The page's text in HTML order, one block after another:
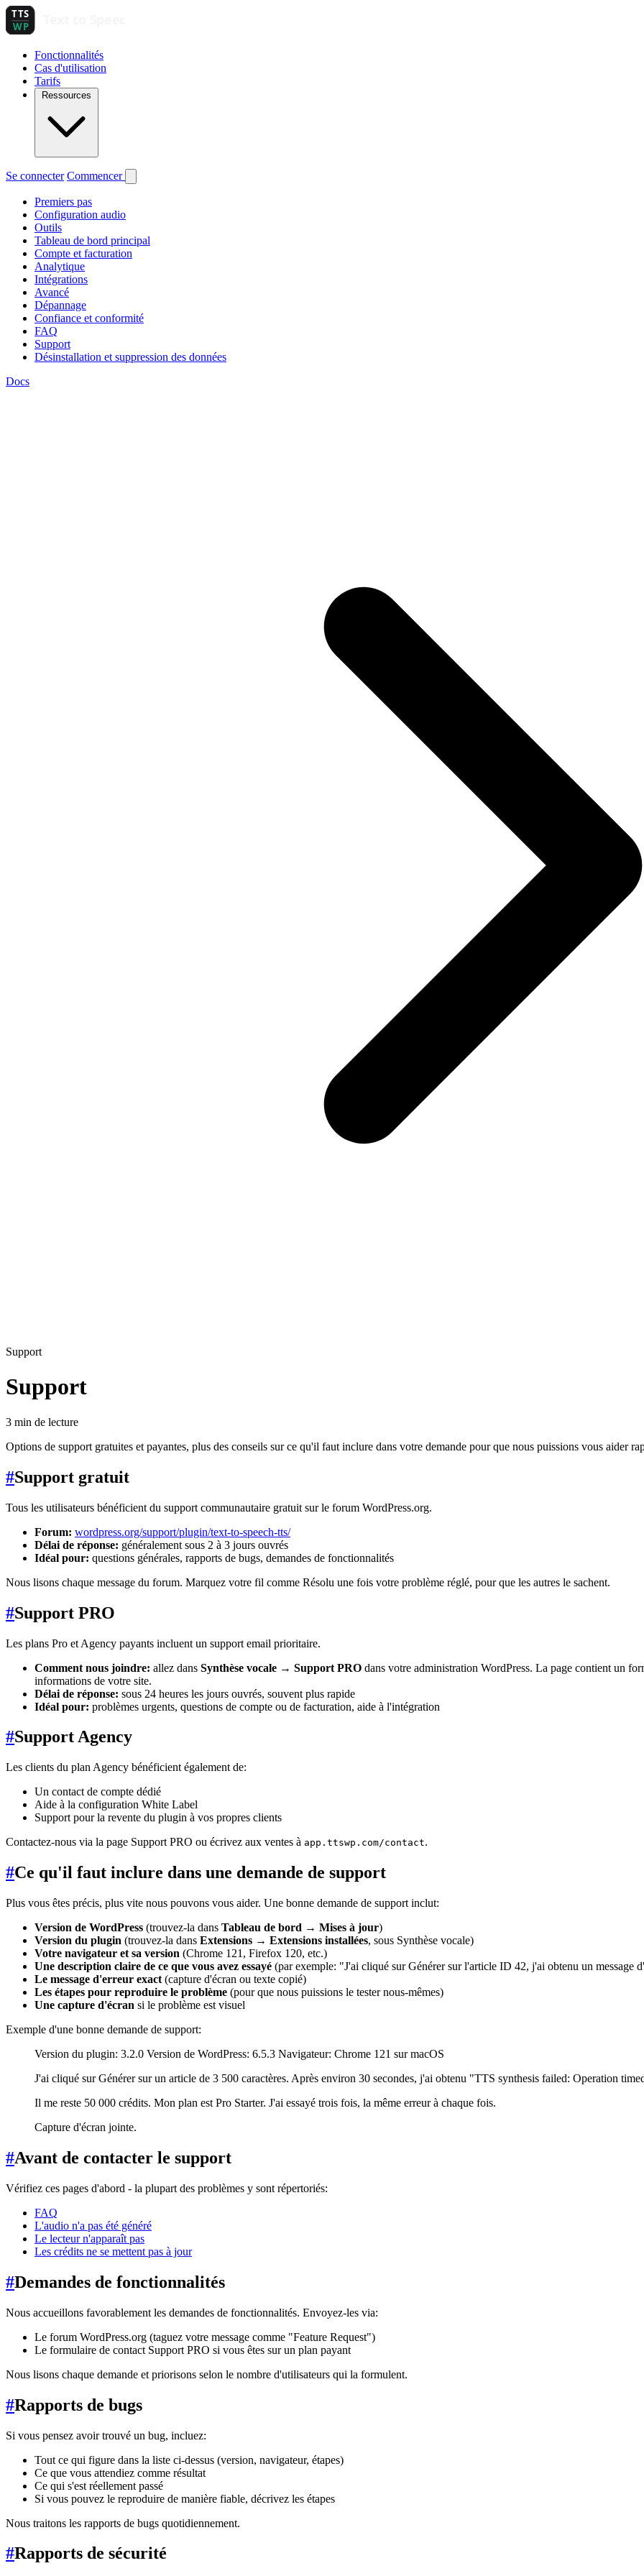
Fonctionnalités
Cas d'utilisation
Tarifs
Ressources
Se connecter Commencer
Premiers pas
Configuration audio
Outils
Tableau de bord principal
Compte et facturation
Analytique
Intégrations
Avancé
Dépannage
Confiance et conformité
FAQ
Support
Désinstallation et suppression des données
Docs
Support
Support
3 min de lecture
Options de support gratuites et payantes, plus des conseils sur ce qu'il faut inclure dans votre demande pour que nous puissions vous aider
#Support gratuit
Tous les utilisateurs bénéficient du support communautaire gratuit sur le forum WordPress.org.
Forum: wordpress.org/support/plugin/text-to-speech-tts/
Délai de réponse: généralement sous 2 à 3 jours ouvrés
Idéal pour: questions générales, rapports de bugs, demandes de fonctionnalités
Nous lisons chaque message du forum. Marquez votre fil comme Résolu une fois votre problème réglé, pour que les autres le sachent.
#Support PRO
Les plans Pro et Agency payants incluent un support email prioritaire.
Comment nous joindre: allez dans Synthèse vocale → Support PRO dans votre administration WordPress. La page contient un
informations de votre site.
Délai de réponse: sous 24 heures les jours ouvrés, souvent plus rapide
Idéal pour: problèmes urgents, questions de compte ou de facturation, aide à l'intégration
#Support Agency
Les clients du plan Agency bénéficient également de:
Un contact de compte dédié
Aide à la configuration White Label
Support pour la revente du plugin à vos propres clients
Contactez-nous via la page Support PRO ou écrivez aux ventes à app.ttswp.com/contact.
#Ce qu'il faut inclure dans une demande de support
Plus vous êtes précis, plus vite nous pouvons vous aider. Une bonne demande de support inclut:
Version de WordPress (trouvez-la dans Tableau de bord → Mises à jour)
Version du plugin (trouvez-la dans Extensions → Extensions installées, sous Synthèse vocale)
Votre navigateur et sa version (Chrome 121, Firefox 120, etc.)
Une description claire de ce que vous avez essayé (par exemple: "J'ai cliqué sur Générer sur l'article ID 42, j'ai obtenu un message
Le message d'erreur exact (capture d'écran ou texte copié)
Les étapes pour reproduire le problème (pour que nous puissions le tester nous-mêmes)
Une capture d'écran si le problème est visuel
Exemple d'une bonne demande de support:
Version du plugin: 3.2.0 Version de WordPress: 6.5.3 Navigateur: Chrome 121 sur macOS
J'ai cliqué sur Générer sur un article de 3 500 caractères. Après environ 30 secondes, j'ai obtenu "TTS synthesis failed: Operation
Il me reste 50 000 crédits. Mon plan est Pro Starter. J'ai essayé trois fois, la même erreur à chaque fois.
Capture d'écran jointe.
#Avant de contacter le support
Vérifiez ces pages d'abord - la plupart des problèmes y sont répertoriés:
FAQ
L'audio n'a pas été généré
Le lecteur n'apparaît pas
Les crédits ne se mettent pas à jour
#Demandes de fonctionnalités
Nous accueillons favorablement les demandes de fonctionnalités. Envoyez-les via:
Le forum WordPress.org (taguez votre message comme "Feature Request")
Le formulaire de contact Support PRO si vous êtes sur un plan payant
Nous lisons chaque demande et priorisons selon le nombre d'utilisateurs qui la formulent.
#Rapports de bugs
Si vous pensez avoir trouvé un bug, incluez:
Tout ce qui figure dans la liste ci-dessus (version, navigateur, étapes)
Ce que vous attendiez comme résultat
Ce qui s'est réellement passé
Si vous pouvez le reproduire de manière fiable, décrivez les étapes
Nous traitons les rapports de bugs quotidiennement.
#Rapports de sécurité